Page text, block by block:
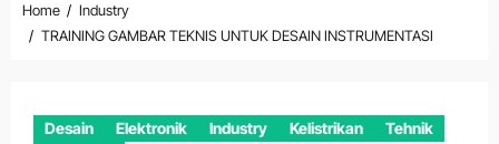
Home
Industry
TRAINING GAMBAR TEKNIS UNTUK DESAIN INSTRUMENTASI
Desain Elektronik Industry Kelistrikan
Tehnik